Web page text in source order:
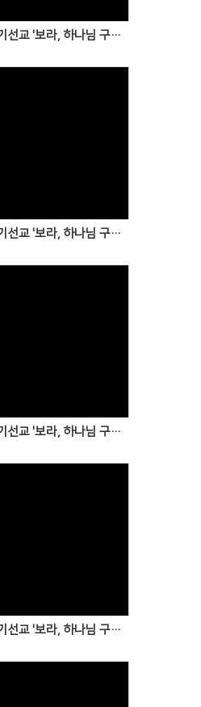
2026 오키나와 단기선교 '보라, 하나님 구원을!' 6일차 보고(마지막)
2026 오키나와 단기선교 '보라, 하나님 구원을!' 5일차 보고
2026 오키나와 단기선교 '보라, 하나님 구원을!' 4일차 보고
2026 오키나와 단기선교 '보라, 하나님 구원을!' 3일차 보고